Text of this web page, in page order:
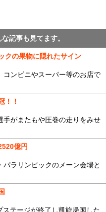
記事も見てます。
クの果物に隠れたサイン
コンビニやスーパー等のお店で
！！
手がまたもや圧巻の走りをみせ
億円
ラリンピックのメーン会場と
ステージが終了し凱旋帰国した